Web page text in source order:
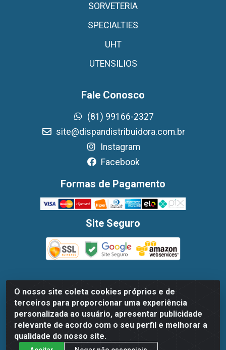
O nosso site coleta cookies próprios e de
terceiros para proporcionar uma experiência
personalizada ao usuário, apresentar publicidade
relevante de acordo com o seu perfil e melhorar a
qualidade do nosso site.
SORVETERIA
SPECIALTIES
UHT
UTENSILIOS
Fale Conosco
(81) 99166-2327
site@dispandistribuidora.com.br
Instagram
Facebook
Formas de Pagamento
Site Seguro
Dispan Distribuidora de Alimentos LTDA - Avenida
Marechal Mascarenhas De Moraes, 1048- Imbiribeira,
Recife/PE - CEP 51.170-000 - CNPJ 30.779.584/0003-78